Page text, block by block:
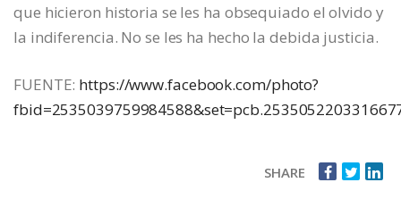
que hicieron historia se les ha obsequiado el olvido y
la indiferencia. No se les ha hecho la debida justicia.
FUENTE: https://www.facebook.com/photo?
SHARE